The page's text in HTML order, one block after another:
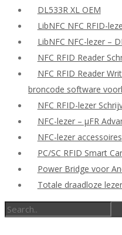
DL533R XL OEM
LibNFC NFC RFID-
LibNFC NFC-lezer –
NFC RFID Reader
NFC RFID Reader
broncode software
NFC RFID-lezer
NFC-lezer – μFR
NFC-lezer accessoires
PC/SC RFID Smart
Power Bridge voor
Totale draadloze